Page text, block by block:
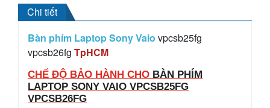
Chi tiết
Bàn phím Laptop Sony Vaio vpcsb25fg
vpcsb26fg TpHCM
CHẾ ĐỘ BẢO HÀNH CHO BÀN PHÍM
LAPTOP SONY VAIO VPCSB25FG
VPCSB26FG